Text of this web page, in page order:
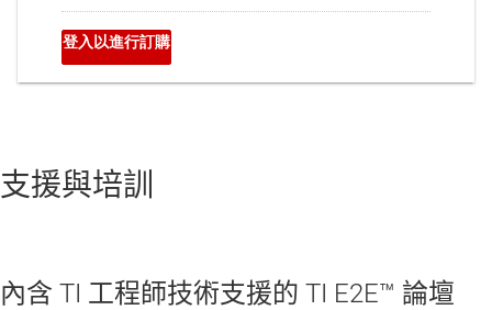
支援與培訓
內含 TI 工程師技術支援的 TI E2E™ 論壇